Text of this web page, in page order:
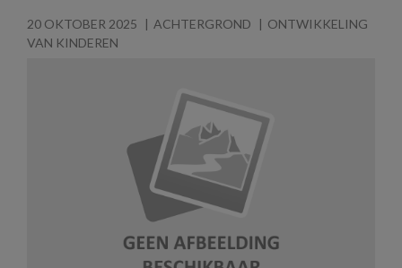
20 OKTOBER 2025 ACHTERGROND
ONTWIKKELING
VAN KINDEREN